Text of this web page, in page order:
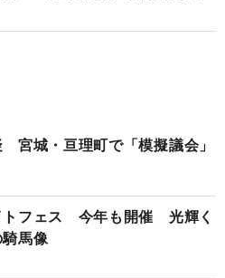
宮城・亘理町で「模擬議会」
トフェス 今年も開催 光輝く
馬像